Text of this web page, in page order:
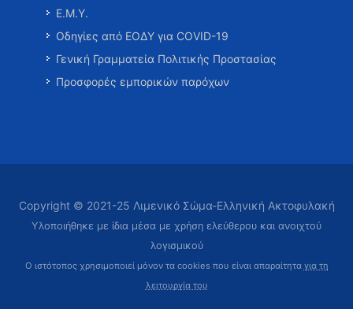
Ε.Μ.Υ.
Οδηγίες από ΕΟΔΥ για COVID-19
Γενική Γραμματεία Πολιτικής Προστασίας
Προσφορές εμπορικών παρόχων
Copyright © 2021-25 Λιμενικό Σώμα-Ελληνική Ακτοφυλακή
Υλοποιήθηκε με ίδια μέσα με χρήση ελεύθερου και ανοιχτού
λογισμικού
Ο ιστότοπος χρησιμοποιεί μόνον τα cookies που είναι απαραίτητα για τη
λειτουργία του